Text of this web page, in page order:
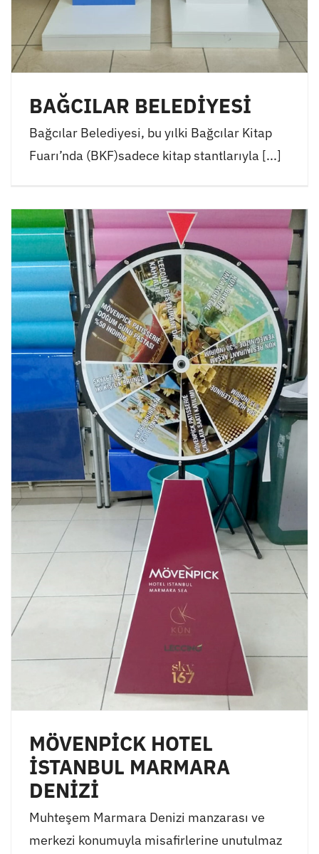
BAĞCILAR BELEDİYESİ
Bağcılar Belediyesi, bu yılki Bağcılar Kitap
Fuarı’nda (BKF)sadece kitap stantlarıyla [...]
MÖVENPİCK HOTEL
İSTANBUL MARMARA
DENİZİ
Muhteşem Marmara Denizi manzarası ve
merkezi konumuyla misafirlerine unutulmaz